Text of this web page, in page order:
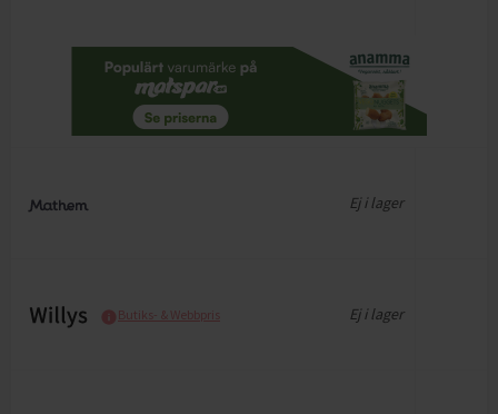
Ej i lager
Butiks- & Webbpris Ej i lager